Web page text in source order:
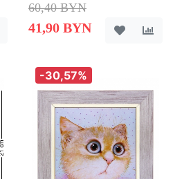
60,40 BYN
41,90 BYN
-30,57%